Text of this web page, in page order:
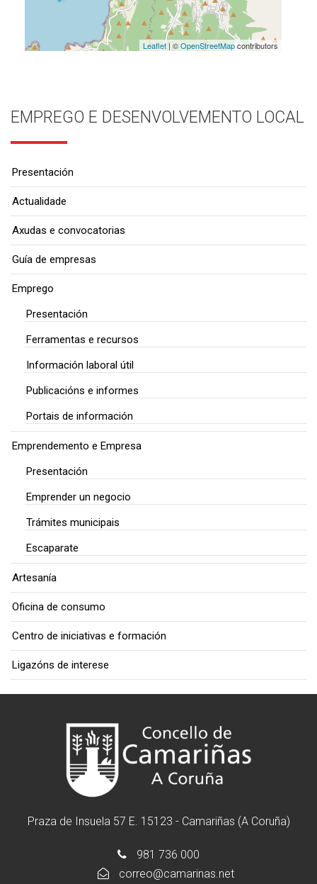
Leaflet| ©OpenStreetMapcontributors
EMPREGO E DESENVOLVEMENTO LOCAL
Presentación
Actualidade
Axudas e convocatorias
Guía de empresas
Emprego
Presentación
Ferramentas e recursos
Información laboral útil
Publicacións e informes
Portais de información
Emprendemento e Empresa
Presentación
Emprender un negocio
Trámites municipais
Escaparate
Artesanía
Oficina de consumo
Centro de iniciativas e formación
Ligazóns de interese
Praza de Insuela 57 E. 15123 - Camariñas (A Coruña)
981 736 000
correo@camarinas.net